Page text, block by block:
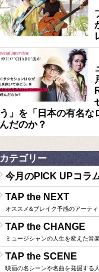
う」を「日本の有名な
んだのか？
カテゴリー
今月のPICK UPコラ
TAP the NEXT
オススメ&ブレイク予感のアーテ
TAP the CHANGE
ミュージシャンの人生を変えた音
TAP the SCENE
映画の名シーンや名曲を発掘する